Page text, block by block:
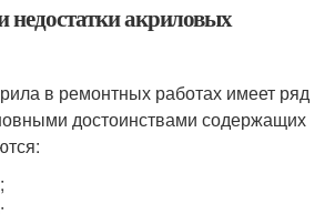
акриловых
в ремонтных работах имеет ряд
достоинствами содержащих